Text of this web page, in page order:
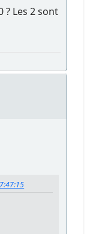
? Les 2 sont